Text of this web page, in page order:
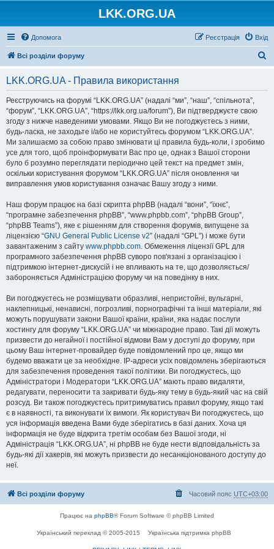
LKK.ORG.UA
Допомога Вхід
Реєстрація
Всі розділи форуму
LKK.ORG.UA - Правила використання
Реєструючись на форумі “LKK.ORG.UA” (надалі “ми”, “наш”, “спільнота”,
“форум”, “LKK.ORG.UA”, “https://lkk.org.ua/forum”), Ви підтверджуєте свою
згоду з нижче наведеними умовами. Якщо Ви не погоджуєтесь з ними,
будь-ласка, не заходьте і/або не користуйтесь форумом “LKK.ORG.UA”.
Ми залишаємо за собою право змінювати ці правила будь-коли, і зробимо
усе для того, щоб проінформувати Вас про це, однак з Вашої сторони
було б розумно переглядати періодично цей текст на предмет змін,
оскільки користування форумом “LKK.ORG.UA” після оновлення чи
виправлення умов користування означає Вашу згоду з ними.
Наш форум працює на базі скрипта phpBB (надалі “вони”, “їхнє”,
“програмне забезпечення phpBB”, “www.phpbb.com”, “phpBB Group”,
“phpBB Teams”), яке є рішенням для створення форумів, випущене за
ліцензією “GNU General Public License v2” (надалі “GPL”) і може бути
завантаженим з сайту www.phpbb.com. Обмеження ліцензії GPL для
програмного забезпечення phpBB суворо пов'язані з організацією і
підтримкою інтернет-дискусій і не впливають на те, що дозволяється/
забороняється Адміністрацією форуму чи на поведінку в них.
Ви погоджуєтесь не розміщувати образливі, непристойні, вульгарні,
наклепницькі, ненависні, погрозливі, порнографічні та інші матеріали, які
можуть порушувати закони Вашої країни, країни, яка надає послуги
хостингу для форуму “LKK.ORG.UA” чи міжнародне право. Такі дії можуть
призвести до негайної і постійної відмови Вам у доступі до форуму, при
цьому Ваш інтернет-провайдер буде повідомлений про це, якщо ми
будемо вважати це за необхідне. IP-адреси усіх повідомлень зберігаються
для забезпечення проведення такої політики. Ви погоджуєтесь, що
Адміністратори і Модератори “LKK.ORG.UA” мають право видаляти,
редагувати, переносити та закривати будь-яку тему в будь-який час на свій
розсуд. Ви також погоджуєтесь притримуватись правил форуму, якщо такі
є в наявності, та виконувати їх вимоги. Як користувач Ви погоджуєтесь, що
уся інформація введена Вами буде зберігатись в базі даних. Хоча ця
інформація не буде відкрита третім особам без Вашої згоди, ні
Адміністрація “LKK.ORG.UA”, ні phpBB не буде нести відповідальність за
будь-які дії хакерів, які можуть призвести до несанкціонованого доступу до
неї.
Всі розділи форуму Часовий пояс UTC+03:00
Працює на phpBB® Forum Software © phpBB Limited
Український переклад © 2005-2015 Українська підтримка phpBB